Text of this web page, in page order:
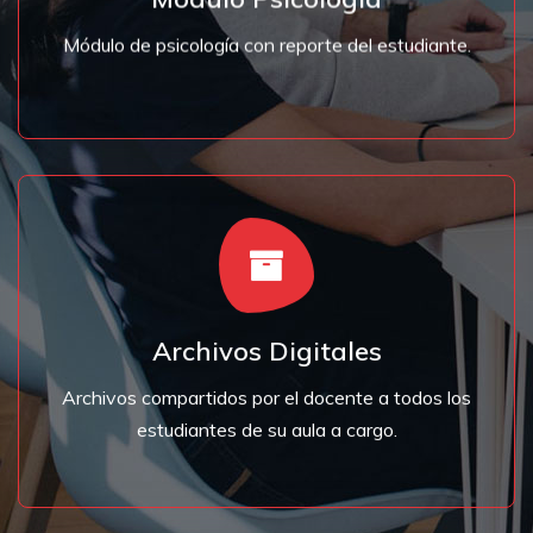
Módulo de psicología con reporte del estudiante.
Módulo Psicología
Archivos Digitales
Archivos compartidos por el docente a todos los
estudiantes de su aula a cargo.
Archivos Digitales
Los Usuarios de SP Campus Virtual podrán
compartir y tener acceso a los diferentes archivos
de datos, videos de YouTube y así enriquecer más
sus capacidades.